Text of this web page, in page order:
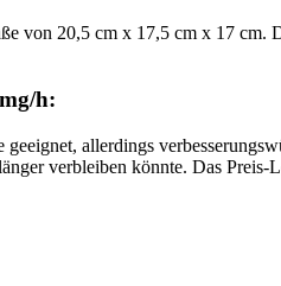
von 20,5 cm x 17,5 cm x 17 cm.
h:
allerdings
verbleiben könnte. Das